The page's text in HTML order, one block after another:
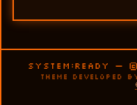
SYSTEM:READY —
THEME DEVELOPED